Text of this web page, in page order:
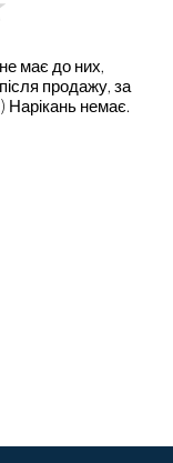
має до них,
продажу, за
Нарікань немає.